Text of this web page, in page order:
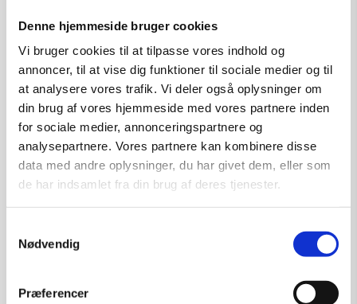
Denne hjemmeside bruger cookies
Vi bruger cookies til at tilpasse vores indhold og
annoncer, til at vise dig funktioner til sociale medier og til
at analysere vores trafik. Vi deler også oplysninger om
din brug af vores hjemmeside med vores partnere inden
for sociale medier, annonceringspartnere og
analysepartnere. Vores partnere kan kombinere disse
data med andre oplysninger, du har givet dem, eller som
de har indsamlet fra din brug af deres tjenester.
Nødvendig
Præferencer
kr.250,00
Tilføj til kurv